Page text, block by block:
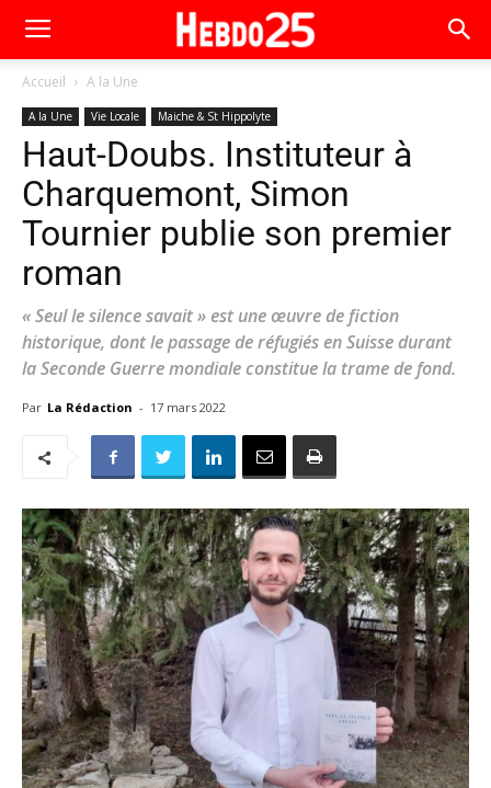
Accueil A la Une
A la Une Vie Locale Maiche & St Hippolyte
Haut-Doubs. Instituteur à
Charquemont, Simon
Tournier publie son premier
roman
« Seul le silence savait » est une œuvre de fiction
historique, dont le passage de réfugiés en Suisse durant
la Seconde Guerre mondiale constitue la trame de fond.
Par La Rédaction - 17 mars 2022